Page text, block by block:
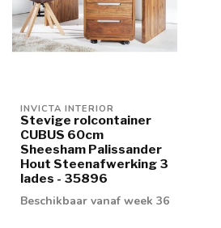
INVICTA INTERIOR
Stevige rolcontainer
CUBUS 60cm
Sheesham Palissander
Hout Steenafwerking 3
lades - 35896
Beschikbaar vanaf week 36